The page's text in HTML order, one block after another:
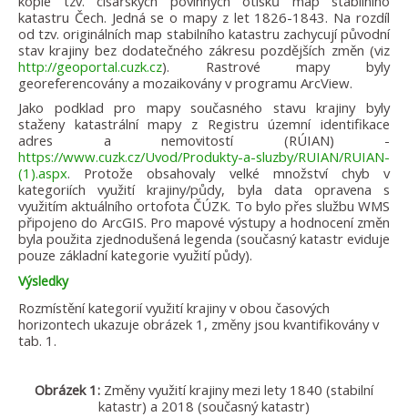
katastru Čech. Jedná se o mapy z let 1826-1843. Na rozdíl
od tzv. originálních map stabilního katastru zachycují původní
stav krajiny bez dodatečného zákresu pozdějších změn (viz
http://geoportal.cuzk.cz). Rastrové mapy byly
georeferencovány a mozaikovány v programu ArcView.
Jako podklad pro mapy současného stavu krajiny byly
staženy katastrální mapy z Registru územní identifikace
adres a nemovitostí (RÚIAN) -
https://www.cuzk.cz/Uvod/Produkty-a-sluzby/RUIAN/RUIAN-
(1).aspx. Protože obsahovaly velké množství chyb v
kategoriích využití krajiny/půdy, byla data opravena s
využitím aktuálního ortofota ČÚZK. To bylo přes službu WMS
připojeno do ArcGIS. Pro mapové výstupy a hodnocení změn
byla použita zjednodušená legenda (současný katastr eviduje
pouze základní kategorie využití půdy).
Výsledky
Rozmístění kategorií využití krajiny v obou časových
horizontech ukazuje obrázek 1, změny jsou kvantifikovány v
tab. 1.
Obrázek 1: Změny využití krajiny mezi lety 1840 (stabilní
katastr) a 2018 (současný katastr)